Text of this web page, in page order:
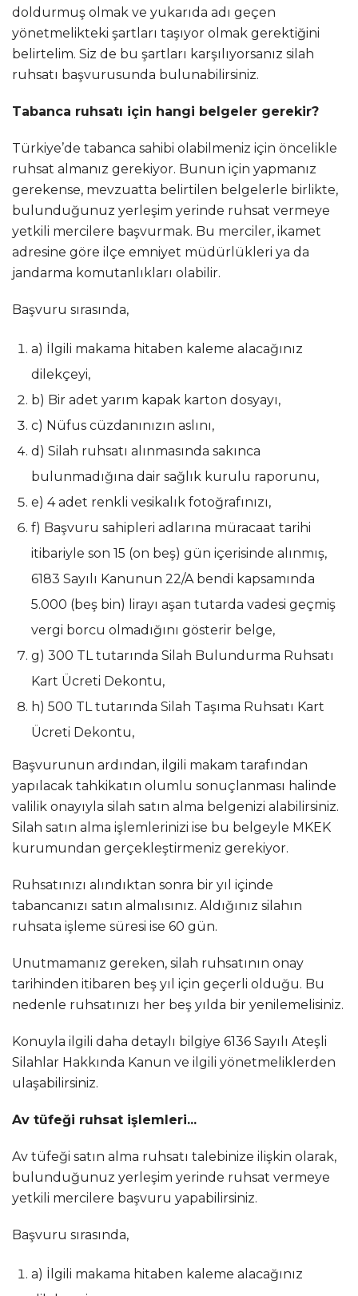
doldurmuş olmak ve yukarıda adı geçen
yönetmelikteki şartları taşıyor olmak gerektiğini
belirtelim. Siz de bu şartları karşılıyorsanız silah
ruhsatı başvurusunda bulunabilirsiniz.
Tabanca ruhsatı için hangi belgeler gerekir?
Türkiye’de tabanca sahibi olabilmeniz için öncelikle
ruhsat almanız gerekiyor. Bunun için yapmanız
gerekense, mevzuatta belirtilen belgelerle birlikte,
bulunduğunuz yerleşim yerinde ruhsat vermeye
yetkili mercilere başvurmak. Bu merciler, ikamet
adresine göre ilçe emniyet müdürlükleri ya da
jandarma komutanlıkları olabilir.
Başvuru sırasında,
a) İlgili makama hitaben kaleme alacağınız
dilekçeyi,
b) Bir adet yarım kapak karton dosyayı,
c) Nüfus cüzdanınızın aslını,
d) Silah ruhsatı alınmasında sakınca
bulunmadığına dair sağlık kurulu raporunu,
e) 4 adet renkli vesikalık fotoğrafınızı,
f) Başvuru sahipleri adlarına müracaat tarihi
itibariyle son 15 (on beş) gün içerisinde alınmış,
6183 Sayılı Kanunun 22/A bendi kapsamında
5.000 (beş bin) lirayı aşan tutarda vadesi geçmiş
vergi borcu olmadığını gösterir belge,
g) 300 TL tutarında Silah Bulundurma Ruhsatı
Kart Ücreti Dekontu,
h) 500 TL tutarında Silah Taşıma Ruhsatı Kart
Ücreti Dekontu,
Başvurunun ardından, ilgili makam tarafından
yapılacak tahkikatın olumlu sonuçlanması halinde
valilik onayıyla silah satın alma belgenizi alabilirsiniz.
Silah satın alma işlemlerinizi ise bu belgeyle MKEK
kurumundan gerçekleştirmeniz gerekiyor.
Ruhsatınızı alındıktan sonra bir yıl içinde
tabancanızı satın almalısınız. Aldığınız silahın
ruhsata işleme süresi ise 60 gün.
Unutmamanız gereken, silah ruhsatının onay
tarihinden itibaren beş yıl için geçerli olduğu. Bu
nedenle ruhsatınızı her beş yılda bir yenilemelisiniz.
Konuyla ilgili daha detaylı bilgiye 6136 Sayılı Ateşli
Silahlar Hakkında Kanun ve ilgili yönetmeliklerden
ulaşabilirsiniz.
Av tüfeği ruhsat işlemleri...
Av tüfeği satın alma ruhsatı talebinize ilişkin olarak,
bulunduğunuz yerleşim yerinde ruhsat vermeye
yetkili mercilere başvuru yapabilirsiniz.
Başvuru sırasında,
a) İlgili makama hitaben kaleme alacağınız